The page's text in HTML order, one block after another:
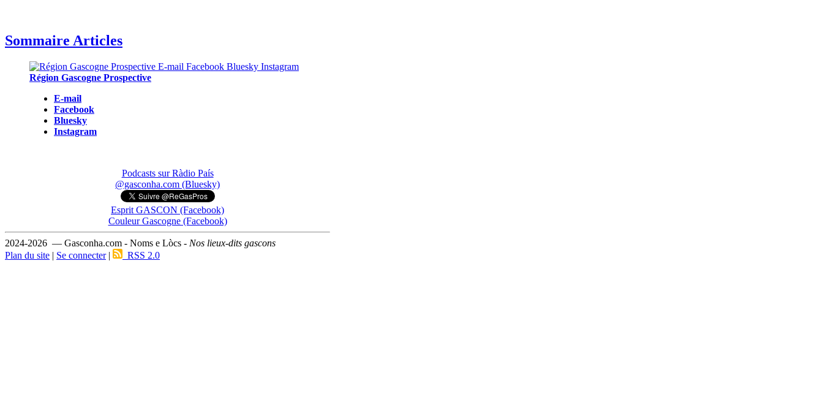
Sommaire Articles
Région Gascogne Prospective
E-mail
Facebook
Bluesky
Instagram
Podcasts sur Ràdio País
@gasconha.com (Bluesky)
Esprit GASCON (Facebook)
Couleur Gascogne (Facebook)
2024-2026 — Gasconha.com - Noms e Lòcs - Nos lieux-dits gascons
Plan du site | Se connecter| RSS 2.0